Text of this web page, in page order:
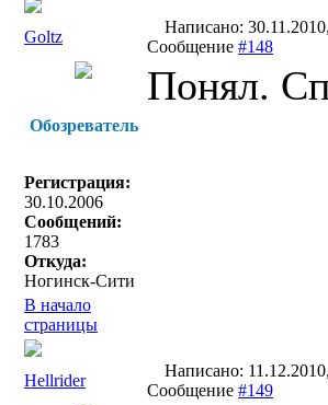
Goltz
Написано:
Сообщение #148
Обозреватель
Регистрация:
30.10.2006
Сообщений:
1783
Откуда:
Ногинск-Сити
Понял.
В начало
страницы
Hellrider
Написано:
Сообщение #149